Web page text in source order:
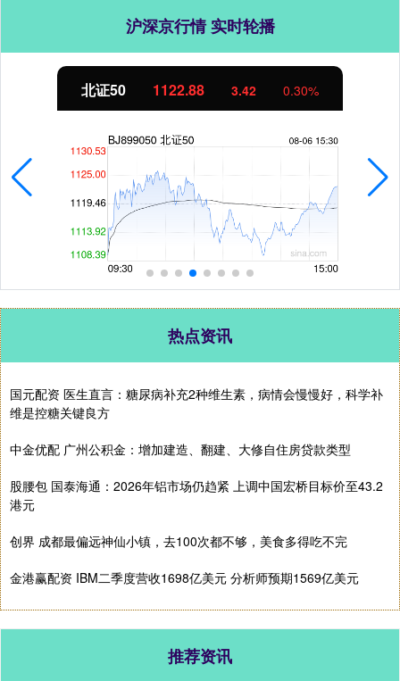
沪深京行情 实时轮播
创业板指 3515.56 -19.58 -0.55%
热点资讯
国元配资 医生直言：糖尿病补充2种维生素，病情会慢慢好，科学补
维是控糖关键良方
中金优配 广州公积金：增加建造、翻建、大修自住房贷款类型
股腰包 国泰海通：2026年铝市场仍趋紧 上调中国宏桥目标价至43.2
港元
创界 成都最偏远神仙小镇，去100次都不够，美食多得吃不完
金港赢配资 IBM二季度营收1698亿美元 分析师预期1569亿美元
推荐资讯